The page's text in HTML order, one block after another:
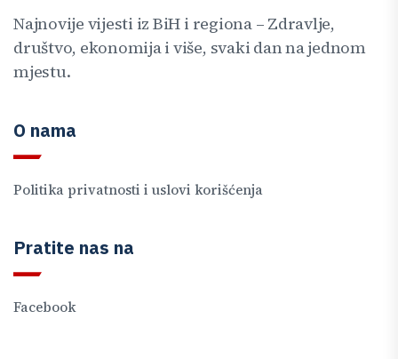
Najnovije vijesti iz BiH i regiona – Zdravlje,
društvo, ekonomija i više, svaki dan na jednom
mjestu.
O nama
Politika privatnosti i uslovi korišćenja
Pratite nas na
Facebook